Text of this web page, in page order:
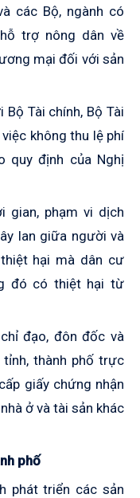
các Bộ, ngành có
trợ nông dân về
mại đối với sản
Tài chính, Bộ Tài
không thu lệ phí
quy định của Nghị
gian, phạm vi dịch
lan giữa người và
hại mà dân cư
đó có thiệt hại từ
đạo, đôn đốc và
thành phố trực
giấy chứng nhận
ở và tài sản khác
phố
phát triển các sản